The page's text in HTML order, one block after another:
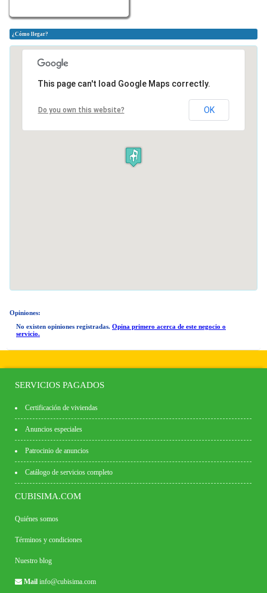
¿Cómo llegar?
This page can't load Google Maps correctly.
Do you own this website? OK
Opiniones:
No existen opiniones registradas. Opina primero acerca de este negocio o
servicio.
SERVICIOS PAGADOS
Certificación de viviendas
Anuncios especiales
Patrocinio de anuncios
Catálogo de servicios completo
CUBISIMA.COM
Quiénes somos
Términos y condiciones
Nuestro blog
Mail info@cubisima.com